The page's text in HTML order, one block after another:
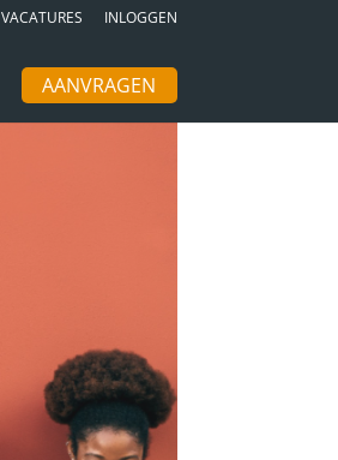
VACATURES INLOGGEN
AANVRAGEN